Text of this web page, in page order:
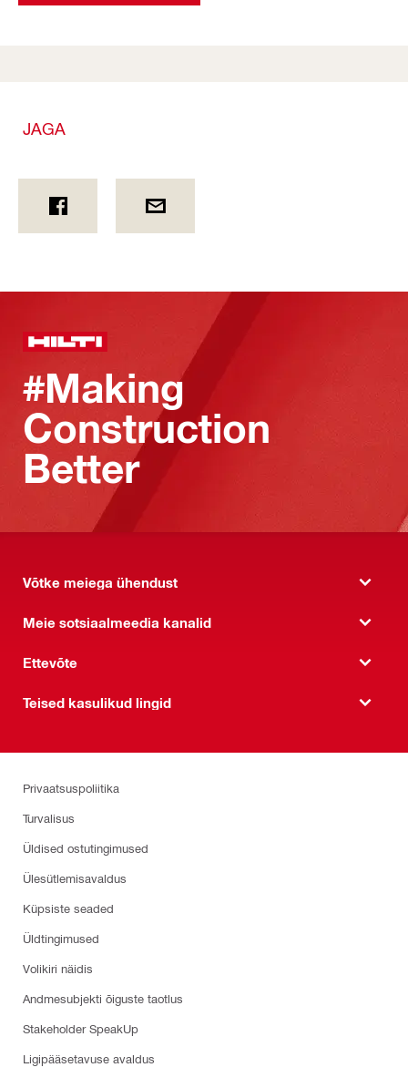
JAGA
#Making
Construction
Better
Võtke meiega ühendust
Meie sotsiaalmeedia kanalid
Ettevõte
Teised kasulikud lingid
Privaatsuspoliitika
Turvalisus
Üldised ostutingimused
Ülesütlemisavaldus
Küpsiste seaded
Üldtingimused
Volikiri näidis
Andmesubjekti õiguste taotlus
Stakeholder SpeakUp
Ligipääsetavuse avaldus